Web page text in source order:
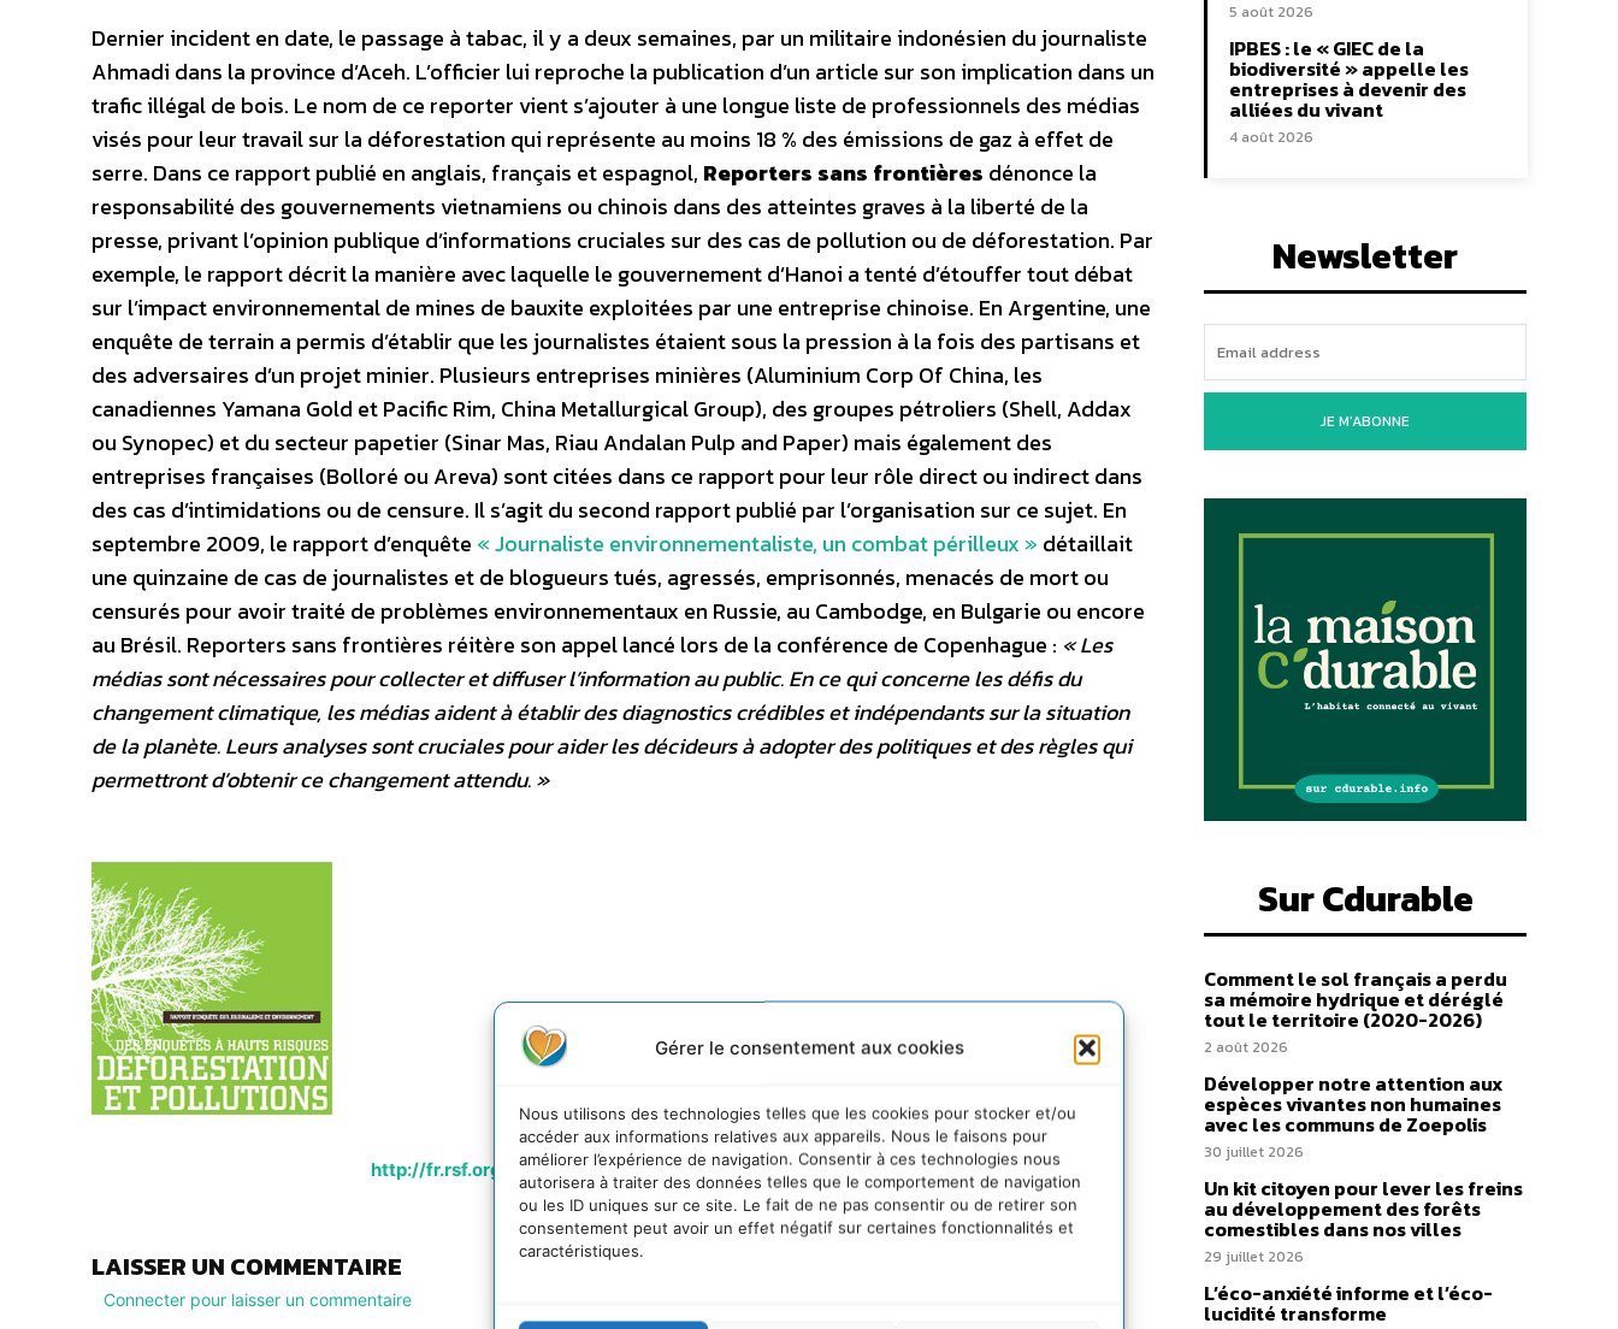
Gérer le consentement aux cookies
Nous utilisons des technologies telles que les cookies pour stocker et/ou
accéder aux informations relatives aux appareils. Nous le faisons pour
améliorer l’expérience de navigation. Consentir à ces technologies nous
autorisera à traiter des données telles que le comportement de navigation
ou les ID uniques sur ce site. Le fait de ne pas consentir ou de retirer son
consentement peut avoir un effet négatif sur certaines fonctionnalités et
caractéristiques.
Dernier incident en date, le passage à tabac, il y a deux semaines, par un militaire indonésien du journaliste
Ahmadi dans la province d’Aceh. L’officier lui reproche la publication d’un article sur son implication dans un
trafic illégal de bois. Le nom de ce reporter vient s’ajouter à une longue liste de professionnels des médias
visés pour leur travail sur la déforestation qui représente au moins 18 % des émissions de gaz à effet de
serre. Dans ce rapport publié en anglais, français et espagnol, Reporters sans frontières dénonce la
responsabilité des gouvernements vietnamiens ou chinois dans des atteintes graves à la liberté de la
presse, privant l’opinion publique d’informations cruciales sur des cas de pollution ou de déforestation. Par
exemple, le rapport décrit la manière avec laquelle le gouvernement d’Hanoi a tenté d’étouffer tout débat
sur l’impact environnemental de mines de bauxite exploitées par une entreprise chinoise. En Argentine, une
enquête de terrain a permis d’établir que les journalistes étaient sous la pression à la fois des partisans et
des adversaires d’un projet minier. Plusieurs entreprises minières (Aluminium Corp Of China, les
canadiennes Yamana Gold et Pacific Rim, China Metallurgical Group), des groupes pétroliers (Shell, Addax
ou Synopec) et du secteur papetier (Sinar Mas, Riau Andalan Pulp and Paper) mais également des
entreprises françaises (Bolloré ou Areva) sont citées dans ce rapport pour leur rôle direct ou indirect dans
des cas d’intimidations ou de censure. Il s’agit du second rapport publié par l’organisation sur ce sujet. En
septembre 2009, le rapport d’enquête « Journaliste environnementaliste, un combat périlleux » détaillait
une quinzaine de cas de journalistes et de blogueurs tués, agressés, emprisonnés, menacés de mort ou
censurés pour avoir traité de problèmes environnementaux en Russie, au Cambodge, en Bulgarie ou encore
au Brésil. Reporters sans frontières réitère son appel lancé lors de la conférence de Copenhague : « Les
médias sont nécessaires pour collecter et diffuser l’information au public. En ce qui concerne les défis du
changement climatique, les médias aident à établir des diagnostics crédibles et indépendants sur la situation
de la planète. Leurs analyses sont cruciales pour aider les décideurs à adopter des politiques et des règles qui
permettront d’obtenir ce changement attendu. »
http://fr.rsf.org/IMG/pdf/RSF_Rapport_environnement.pdf
LAISSER UN COMMENTAIRE
Connecter pour laisser un commentaire
5 août 2026
IPBES : le « GIEC de la
biodiversité » appelle les
entreprises à devenir des
alliées du vivant
4 août 2026
Newsletter
JE M'ABONNE
Sur Cdurable
Comment le sol français a perdu
sa mémoire hydrique et déréglé
tout le territoire (2020-2026)
2 août 2026
Développer notre attention aux
espèces vivantes non humaines
avec les communs de Zoepolis
30 juillet 2026
Un kit citoyen pour lever les freins
au développement des forêts
comestibles dans nos villes
29 juillet 2026
L’éco-anxiété informe et l’éco-
lucidité transforme